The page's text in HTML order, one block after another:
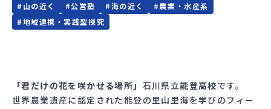
# 山の近く #公営塾 #海の近く #農業・水産系
#地域連携・実践型探究
「君だけの花を咲かせる場所」 石川県立能登高校です。
世界農業遺産に認定された能登の里山里海を学びのフィー